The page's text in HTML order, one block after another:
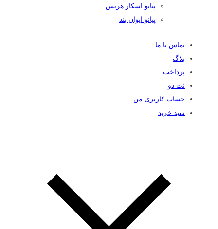
پیانو اسکار هریس
پیانو ایوان بند
تماس با ما
بلاگ
پرداخت
نت دو
حساب کاربری من
سبد خرید